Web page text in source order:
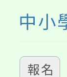
中小
報名